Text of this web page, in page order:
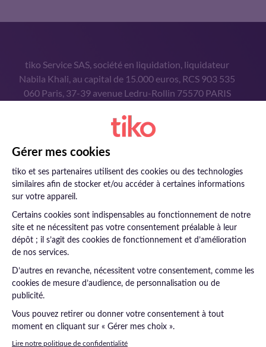
tiko Service SAS, société en liquidation, liquidateur
Nabila Khali, au capital de 15.000 euros, RCS 903 535
060 Paris, 37-39 avenue Ledru-Rollin 75570 PARIS
Contact
Vous avez des questions ?
Consulter la FAQ
01 43 43 43 43
Mentions légalesProtections des donnéesPolitiques cookies
© tiko